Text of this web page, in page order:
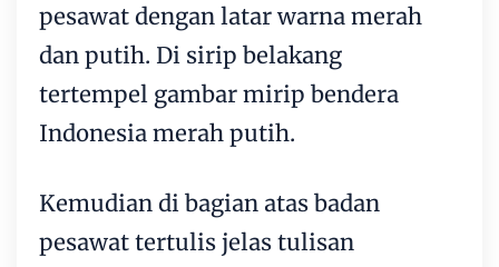
pesawat dengan latar warna merah
dan putih. Di sirip belakang
tertempel gambar mirip bendera
Indonesia merah putih.
Kemudian di bagian atas badan
pesawat tertulis jelas tulisan